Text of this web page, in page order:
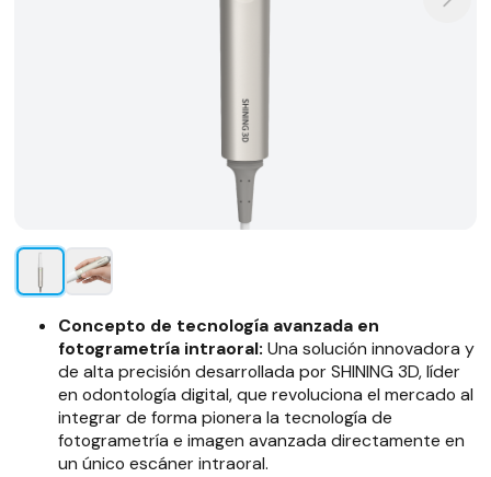
Concepto de tecnología avanzada en
fotogrametría intraoral: Una solución innovadora y
de alta precisión desarrollada por SHINING 3D, líder
en odontología digital, que revoluciona el mercado al
integrar de forma pionera la tecnología de
fotogrametría e imagen avanzada directamente en
un único escáner intraoral.